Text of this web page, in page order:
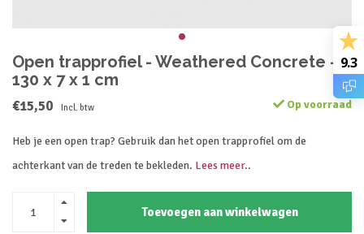
Open trapprofiel - Weathered Concrete -
130 x 7 x 1 cm
€15,50 Incl. btw Op voorraad
Heb je een open trap? Gebruik dan het open trapprofiel om de
achterkant van de treden te bekleden. Lees meer..
Toevoegen aan winkelwagen
9.3